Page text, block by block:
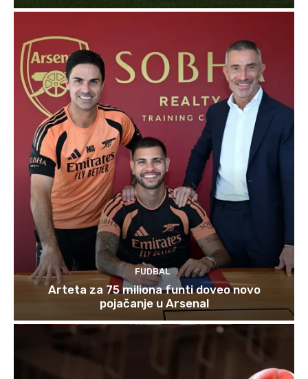
FUDBAL
Arteta za 75 miliona funti doveo novo
pojačanje u Arsenal